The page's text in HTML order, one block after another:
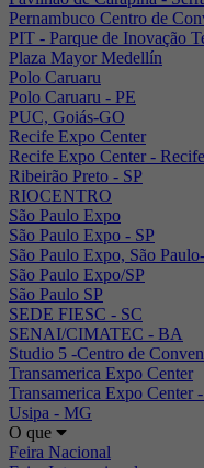
Pernambuco Centro de
PIT - Parque de Inovação
Plaza Mayor Medellín
Polo Caruaru
Polo Caruaru - PE
PUC, Goiás-GO
Recife Expo Center
Recife Expo Center -
Ribeirão Preto - SP
RIOCENTRO
São Paulo Expo
São Paulo Expo - SP
São Paulo Expo, São
São Paulo Expo/SP
São Paulo SP
SEDE FIESC - SC
SENAI/CIMATEC - BA
Studio 5 -Centro de
Transamerica Expo Center
Transamerica Expo Center
Usipa - MG
O que
Feira Nacional